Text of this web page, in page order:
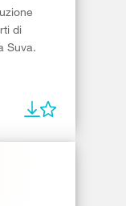
di
Suva.